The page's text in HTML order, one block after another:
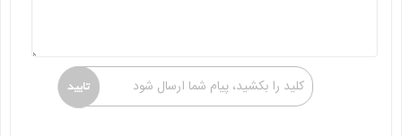
کلید را بکشید، پیام شما ارسال شود